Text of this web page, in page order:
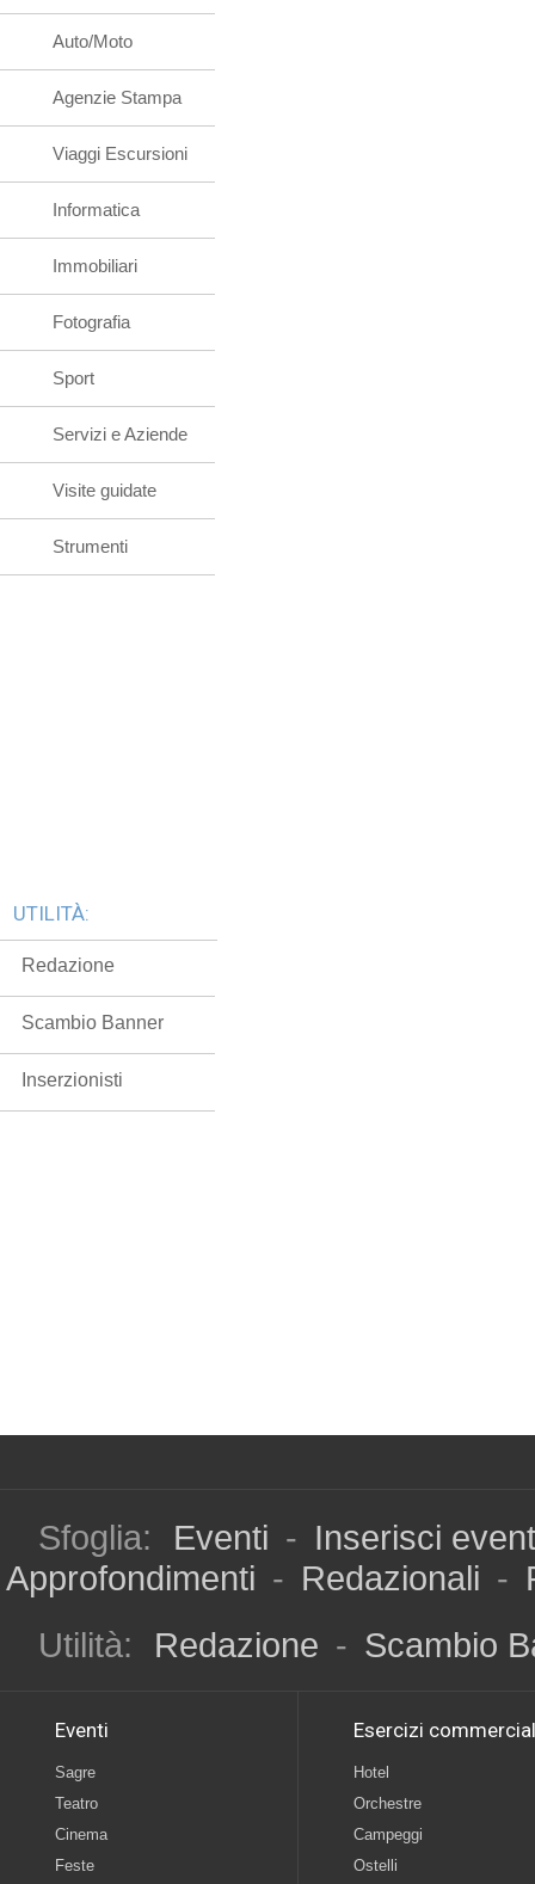
Auto/Moto
Agenzie Stampa
Viaggi Escursioni
Informatica
Immobiliari
Fotografia
Sport
Servizi e Aziende
Visite guidate
Strumenti
UTILITÀ:
Redazione
Scambio Banner
Inserzionisti
Sfoglia: Eventi - Inserisci
Approfondimenti - Redazionali -
Utilità:
Redazione - Scambio
Eventi
Sagre
Teatro
Cinema
Feste
Esercizi
Hotel
Orchestre
Campeggi
Ostelli